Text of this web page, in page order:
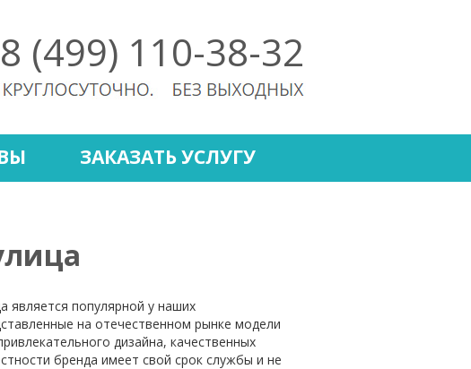
8 (499) 110-38-32
ЗАКАЗАТЬ УСЛУГУ
является популярной у наших
на отечественном рынке модели
дизайна, качественных
бренда имеет свой срок службы и не